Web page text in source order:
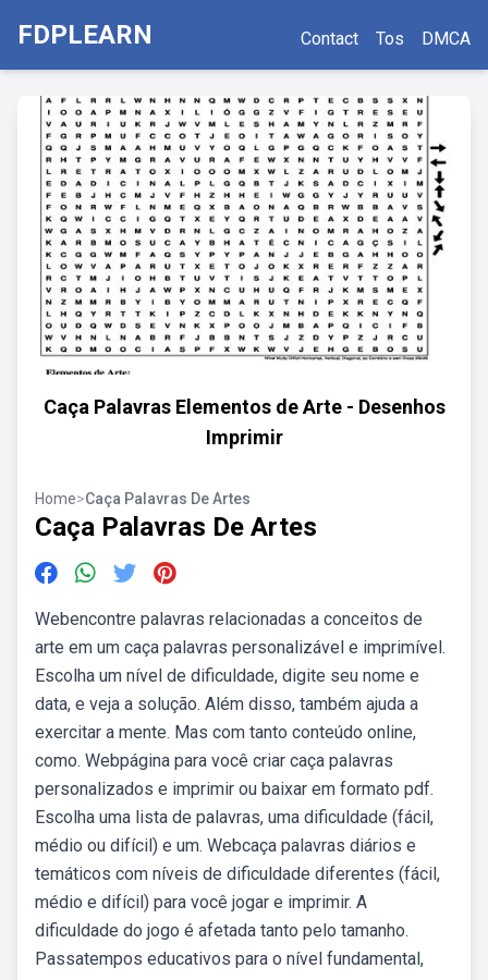
FDPLEARN Contact Tos DMCA
Caça Palavras Elementos de Arte - Desenhos
Imprimir
Home>Caça Palavras De Artes
Caça Palavras De Artes
Webencontre palavras relacionadas a conceitos de
arte em um caça palavras personalizável e imprimível.
Escolha um nível de dificuldade, digite seu nome e
data, e veja a solução. Além disso, também ajuda a
exercitar a mente. Mas com tanto conteúdo online,
como. Webpágina para você criar caça palavras
personalizados e imprimir ou baixar em formato pdf.
Escolha uma lista de palavras, uma dificuldade (fácil,
médio ou difícil) e um. Webcaça palavras diários e
temáticos com níveis de dificuldade diferentes (fácil,
médio e difícil) para você jogar e imprimir. A
dificuldade do jogo é afetada tanto pelo tamanho.
Passatempos educativos para o nível fundamental,